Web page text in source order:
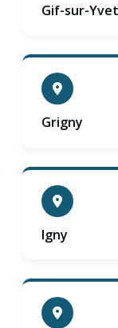
Gif-sur-
Grigny
Igny